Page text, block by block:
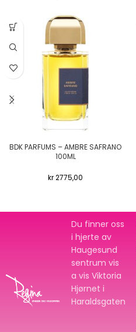
BDK PARFUMS – AMBRE SAFRANO
100ML
kr2775,00
Du finner oss
i hjerte av
Haugesund
sentrum vis
a vis Viktoria
Hjørnet i
Haraldsgaten